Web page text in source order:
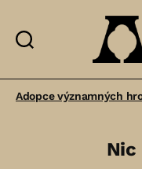
Adopce významných
Nic